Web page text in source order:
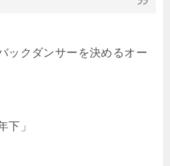
ックダンサーを決めるオー
下」